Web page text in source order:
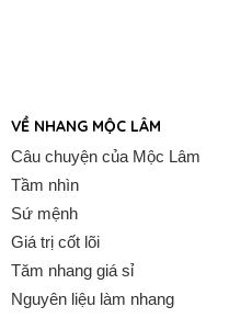
VỀ NHANG MỘC LÂM
Câu chuyện của Mộc Lâm
Tầm nhìn
Sứ mệnh
Giá trị cốt lõi
Tăm nhang giá sỉ
Nguyên liệu làm nhang